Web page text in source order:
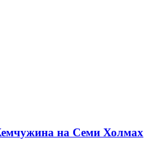
на Семи Холмах